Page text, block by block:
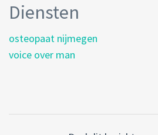
Diensten
osteopaat nijmegen
voice over man